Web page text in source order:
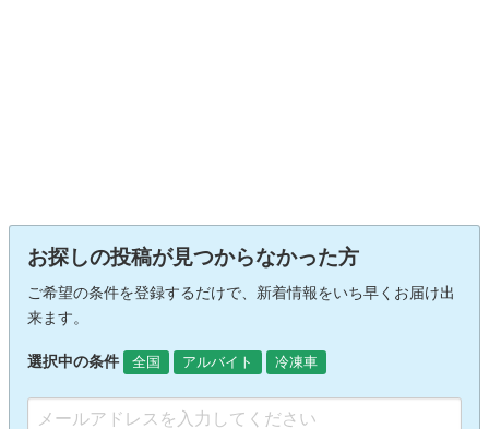
お探しの投稿が見つからなかった方
ご希望の条件を登録するだけで、新着情報をいち早くお届け出
来ます。
選択中の条件 全国 アルバイト 冷凍車